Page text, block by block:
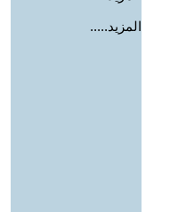
المزيد.....